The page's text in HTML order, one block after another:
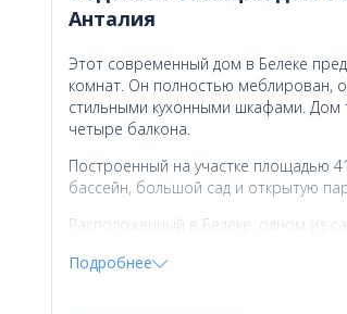
Анталия
Этот современный дом в Белеке
комнат. Он полностью меблирован,
стильными кухонными шкафами. Дом
четыре балкона.
Построенный на участке площадью
бассейн, большой сад и открытую
Расположенный в Белеке, одном из
как центр инвестиций и спокойное
Подробнее